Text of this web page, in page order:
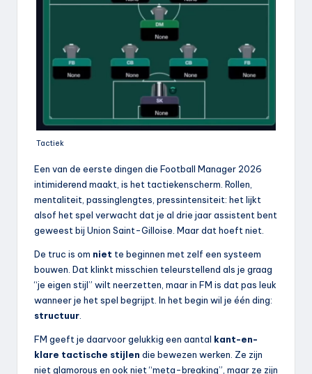
Tactiek
Een van de eerste dingen die Football Manager 2026
intimiderend maakt, is het tactiekenscherm. Rollen,
mentaliteit, passinglengtes, pressintensiteit: het lijkt
alsof het spel verwacht dat je al drie jaar assistent bent
geweest bij Union Saint-Gilloise. Maar dat hoeft niet.
De truc is om niet te beginnen met zelf een systeem
bouwen. Dat klinkt misschien teleurstellend als je graag
“je eigen stijl” wilt neerzetten, maar in FM is dat pas leuk
wanneer je het spel begrijpt. In het begin wil je één ding:
structuur
FM geeft je daarvoor gelukkig een aantal kant-en-
klare tactische stijlen die bewezen werken. Ze zijn
niet glamorous en ook niet “meta-breaking”, maar ze zijn